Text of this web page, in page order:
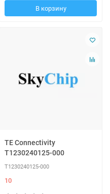
В корзину
TE Connectivity
T1230240125-000
T1230240125-000
10